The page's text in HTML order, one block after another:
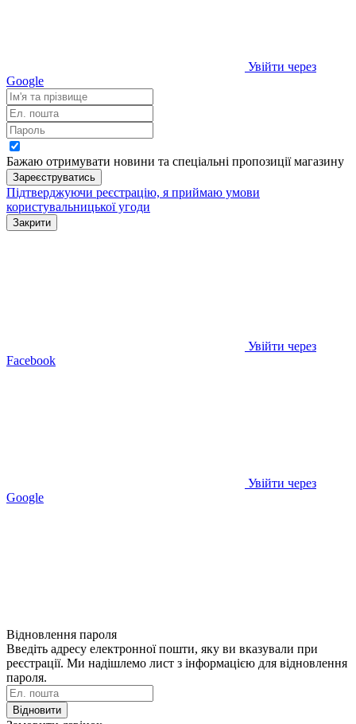
Увійти через
Google
Бажаю отримувати новини та спеціальні пропозиціїмагазину
Зареєструватись
Підтверджуючи реєстрацію, я приймаю умови
користувальницької угоди
Закрити
Увійти через
Facebook
Увійти через
Google
Відновлення пароля
Введіть адресу електронної пошти, яку ви вказували при
реєстрації. Ми надішлемо лист з інформацією для відновлення
пароля.
Відновити